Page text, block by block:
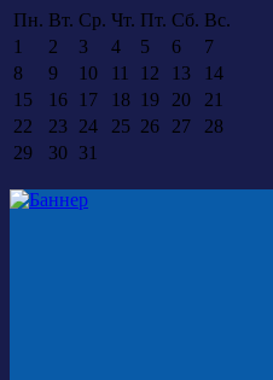
Пн. Вт. Ср. Чт. Пт. Сб. Вс.
1
2 3 4 5 6
7
8
9 10 11 12 13
14
15
16 17 18 19 20
21
22
23 24 25 26 27
28
29
30 31